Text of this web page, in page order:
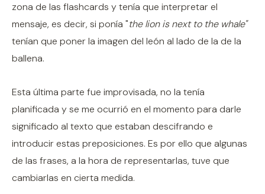
zona de las flashcards y tenía que interpretar el
mensaje, es decir, si ponía "the lion is next to the whale"
tenían que poner la imagen del león al lado de la de la
ballena.
Esta última parte fue improvisada, no la tenía
planificada y se me ocurrió en el momento para darle
significado al texto que estaban descifrando e
introducir estas preposiciones. Es por ello que algunas
de las frases, a la hora de representarlas, tuve que
cambiarlas en cierta medida.